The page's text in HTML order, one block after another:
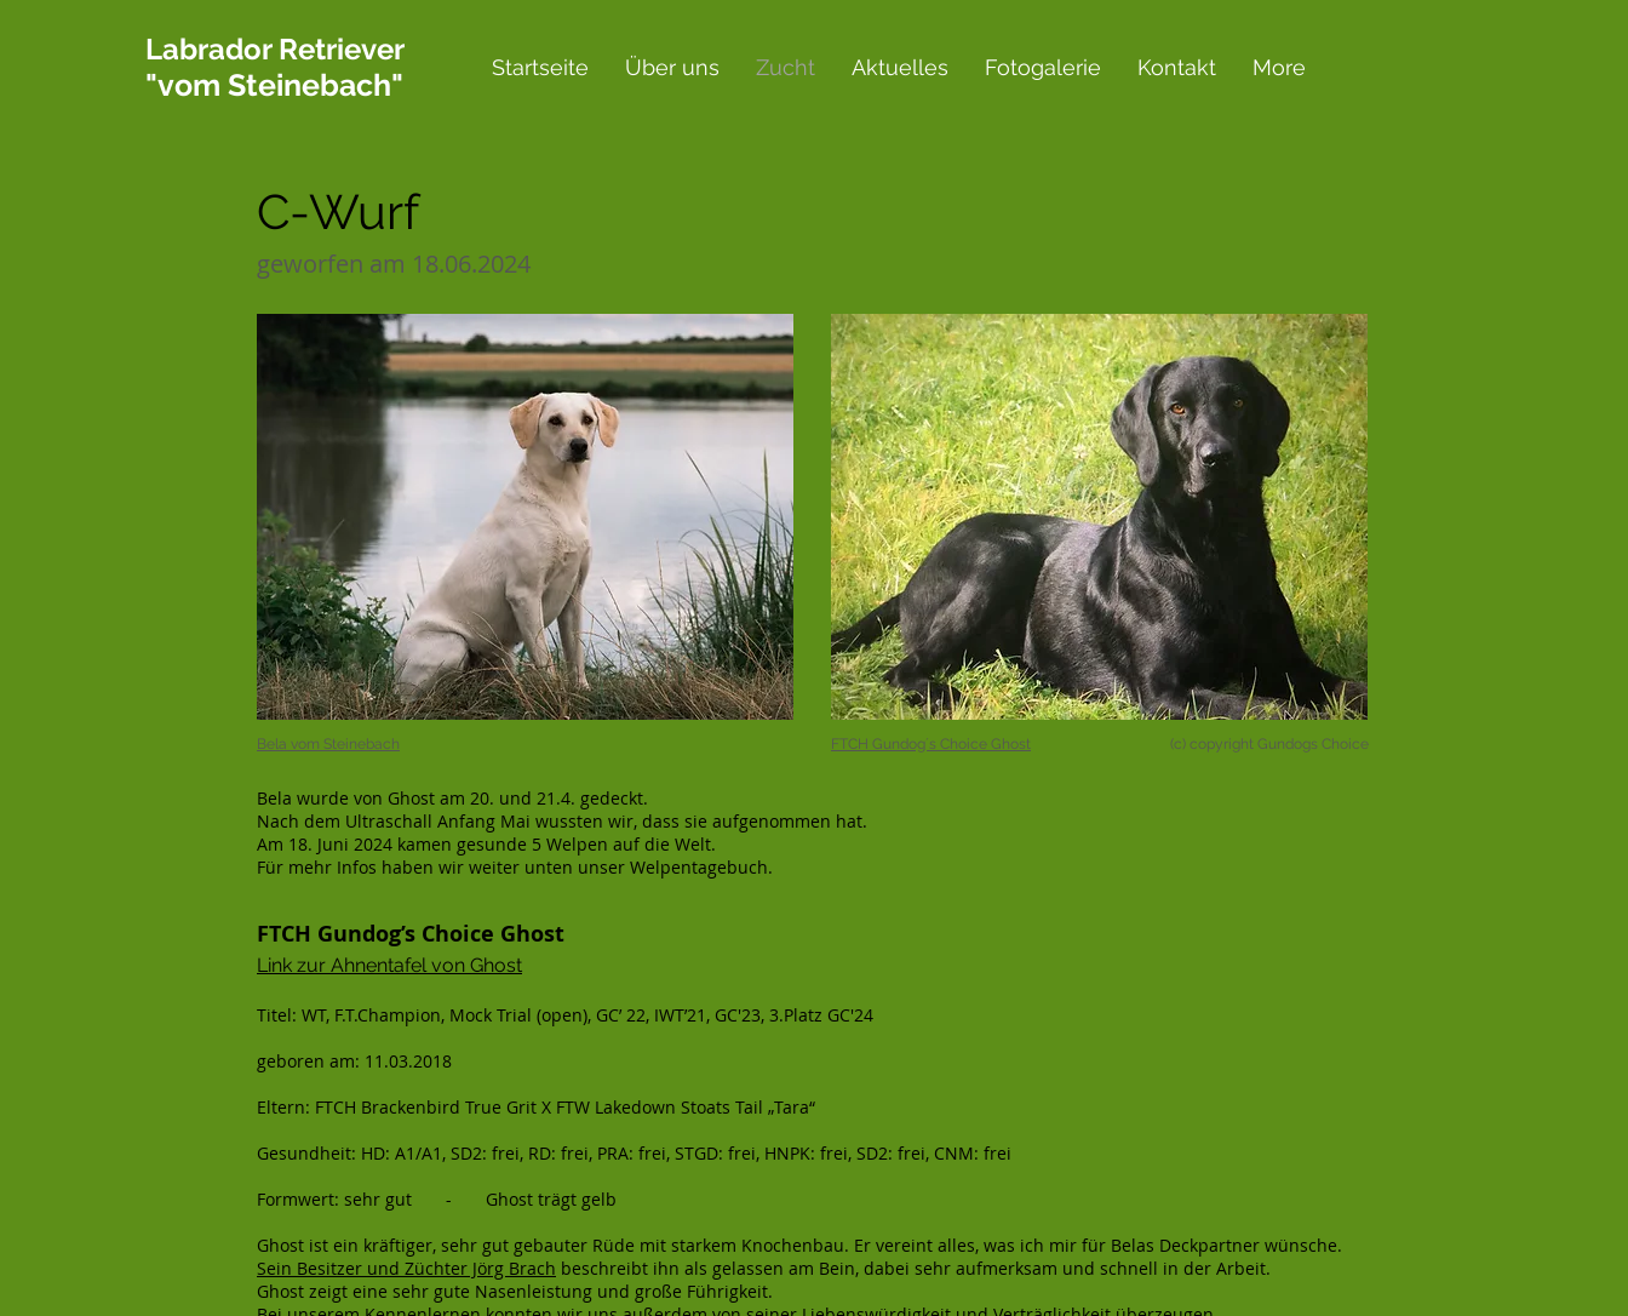
Labrador Retriever
"vom Steinebach" Startseite Über uns Zucht Aktuelles Fotogalerie Kontakt More
C-Wurf
geworfen am 18.06.2024
Bela vom Steinebach FTCH Gundog´s Choice Ghost (c) copyright Gundogs Choice
Bela wurde von Ghost am 20. und 21.4. gedeckt.
Nach dem Ultraschall Anfang Mai wussten wir, dass sie aufgenommen hat.
Am 18. Juni 2024 kamen gesunde 5 Welpen auf die Welt.
Für mehr Infos haben wir weiter unten unser Welpentagebuch.
FTCH Gundog’s Choice Ghost
Link zur Ahnentafel von Ghost
Titel: WT, F.T.Champion, Mock Trial (open), GC’ 22, IWT’21 , GC'23, 3.Platz GC'24
geboren am: 11.03.2018
Eltern: FTCH Brackenbird True Grit X FTW Lakedown Stoats Tail „Tara“
Gesundheit: HD: A1/A1, SD2: frei, RD: frei, PRA: frei, STGD: frei, HNPK: frei, SD2: frei, CNM: frei
Formwert: sehr gut - Ghost trägt gelb
Ghost ist ein kräftiger, sehr gut gebauter Rüde mit starkem Knochenbau. Er vereint alles, was ich mir für Belas Deckpartner wünsche.
Sein Besitzer und Züchter Jörg Brach beschreibt ihn als gelassen am Bein, dabei sehr aufmerksam und schnell in der Arbeit.
Ghost zeigt eine sehr gute Nasenleistung und große Führigkeit.